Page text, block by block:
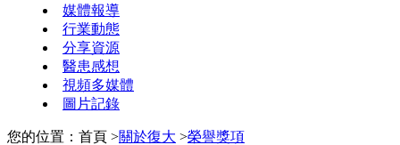
媒體報導
行業動態
分享資源
醫患感想
視頻多媒體
圖片記錄
您的位置：首頁 >關於復大 >榮譽獎項